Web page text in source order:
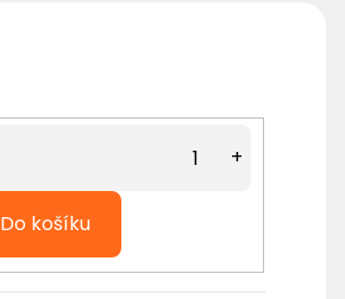
+
Do košíku